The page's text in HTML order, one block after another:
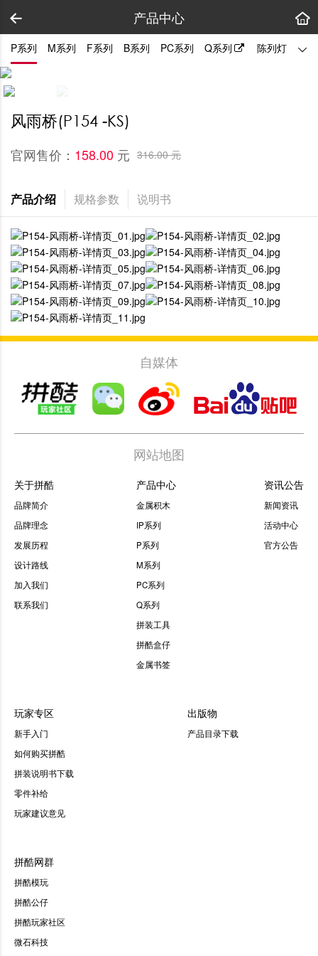
产品中心
P系列 M系列 F系列 B系列 PC系列 Q系列 陈列灯 拼
风雨桥(P154 -KS)
官网售价： 158.00 元 316.00 元
产品介绍 规格参数 说明书
自媒体
网站地图
关于拼酷
品牌简介
品牌理念
发展历程
设计路线
加入我们
联系我们
产品中心
金属积木
IP系列
P系列
M系列
PC系列
Q系列
拼装工具
拼酷盒仔
金属书签
资讯公告
新闻资讯
活动中心
官方公告
玩家专区
新手入门
如何购买拼酷
拼装说明书下载
零件补给
玩家建议意见
出版物
产品目录下载
拼酷网群
拼酷模玩
拼酷公仔
拼酷玩家社区
微石科技